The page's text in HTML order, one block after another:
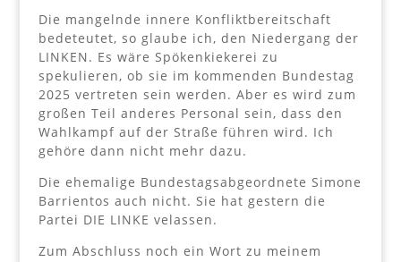
Die mangelnde innere Konfliktbereitschaft
bedeteutet, so glaube ich, den Niedergang der
LINKEN. Es wäre Spökenkiekerei zu
spekulieren, ob sie im kommenden Bundestag
2025 vertreten sein werden. Aber es wird zum
großen Teil anderes Personal sein, dass den
Wahlkampf auf der Straße führen wird. Ich
gehöre dann nicht mehr dazu.
Die ehemalige Bundestagsabgeordnete Simone
Barrientos auch nicht. Sie hat gestern die
Partei DIE LINKE velassen.
Zum Abschluss noch ein Wort zu meinem